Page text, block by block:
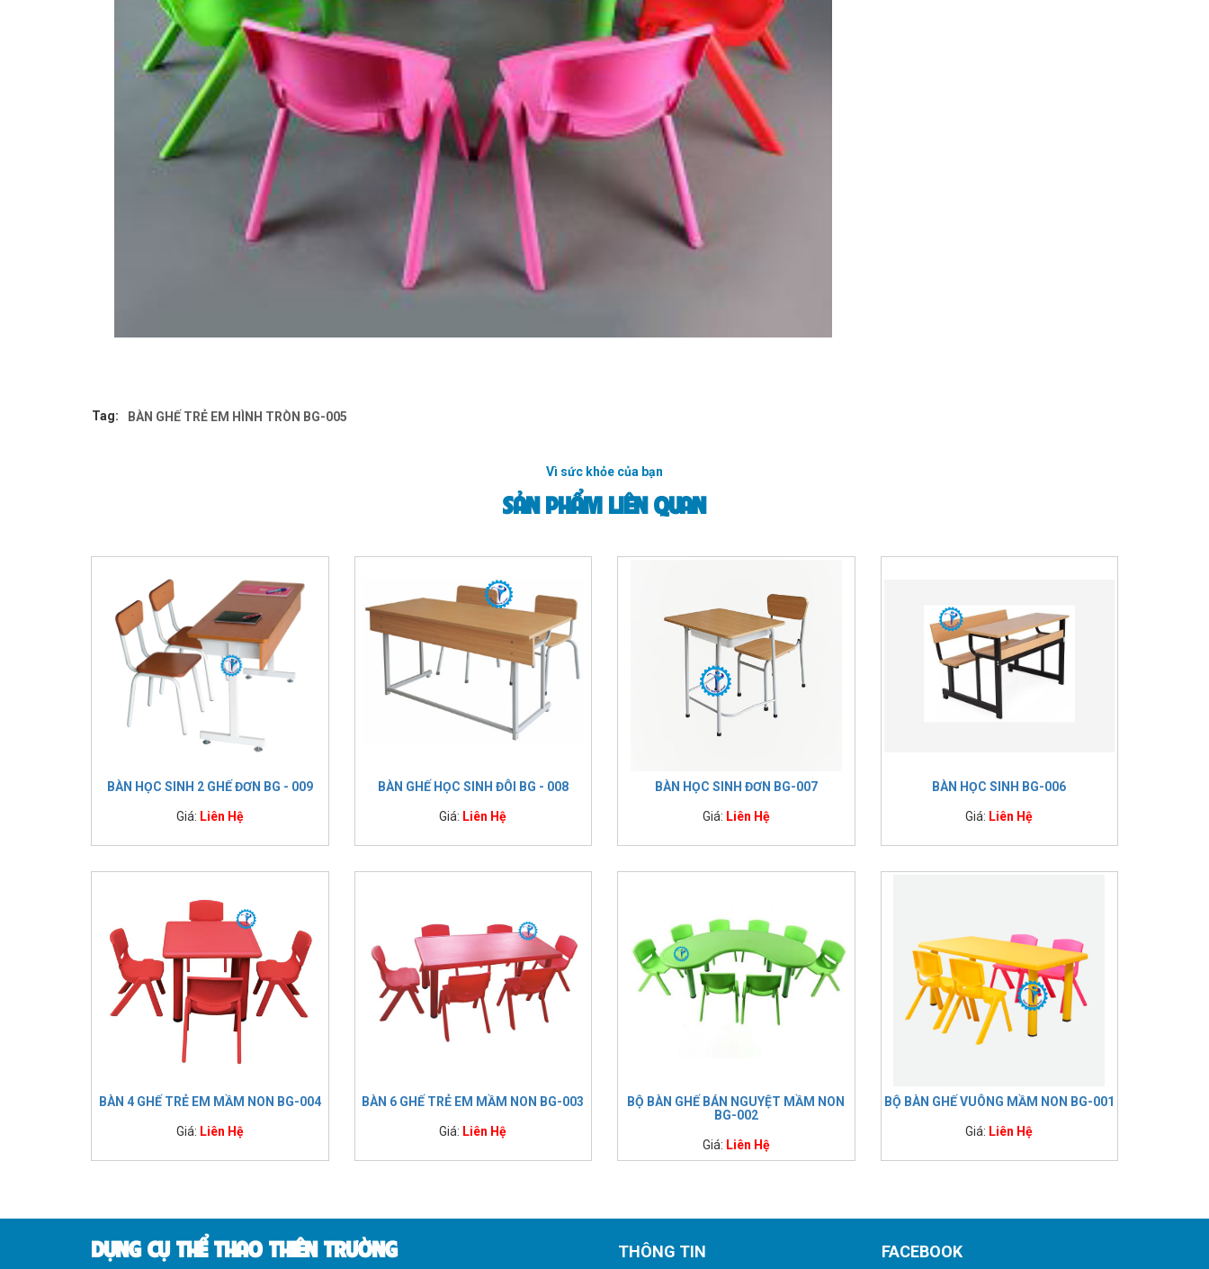
Tag: BÀN GHẾ TRẺ EM HÌNH TRÒN BG-005
Vì sức khỏe của bạn
SẢN PHẨM LIÊN QUAN
BÀN HỌC SINH 2 GHẾ ĐƠN BG - 009
Giá: Liên Hệ
BÀN GHẾ HỌC SINH ĐÔI BG - 008
Giá: Liên Hệ
BÀN HỌC SINH ĐƠN BG-007
Giá: Liên Hệ
BÀN HỌC SINH BG-006
Giá: Liên Hệ
BÀN 4 GHẾ TRẺ EM MẦM NON BG-004
Giá: Liên Hệ
BÀN 6 GHẾ TRẺ EM MẦM NON BG-003
Giá: Liên Hệ
BỘ BÀN GHẾ BÁN NGUYỆT MẦM NON
BG-002
Giá: Liên Hệ
BỘ BÀN GHẾ VUÔNG MẦM NON BG-001
Giá: Liên Hệ
DỤNG CỤ THỂ THAO THIÊN TRƯỜNG THÔNG TIN FACEBOOK